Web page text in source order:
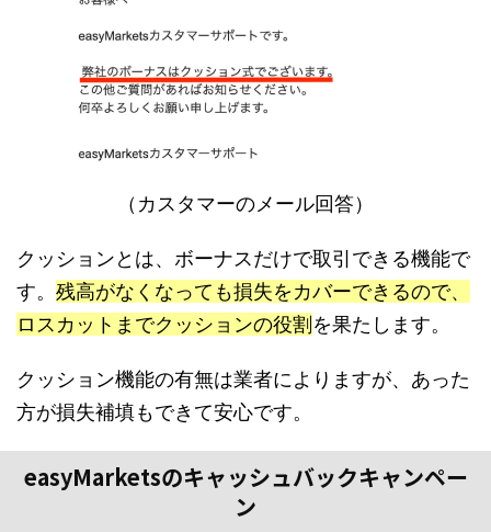
（カスタマーのメール回答）
クッションとは、ボーナスだけで取引できる機能で
す。 残高がなくなっても損失をカバーできるので、
ロスカットまでクッションの役割 を果たします。
クッション機能の有無は業者によりますが、あった
方が損失補填もできて安心です。
easyMarketsのキャッシュバックキャンペー
ン